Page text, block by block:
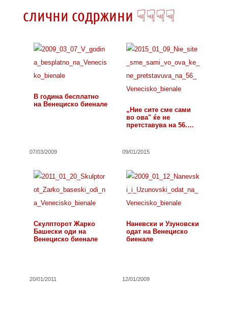
слични содржини ☟☟☟☟
В година бесплатно
на Венециско биенале
07/03/2009
„Ние сите сме сами
во ова" ќе не
претставува на 56.…
09/01/2015
Скулпторот Жарко
Башески оди на
Венециско биенале
20/01/2011
Наневски и Узуновски
одат на Венециско
биенале
12/01/2009